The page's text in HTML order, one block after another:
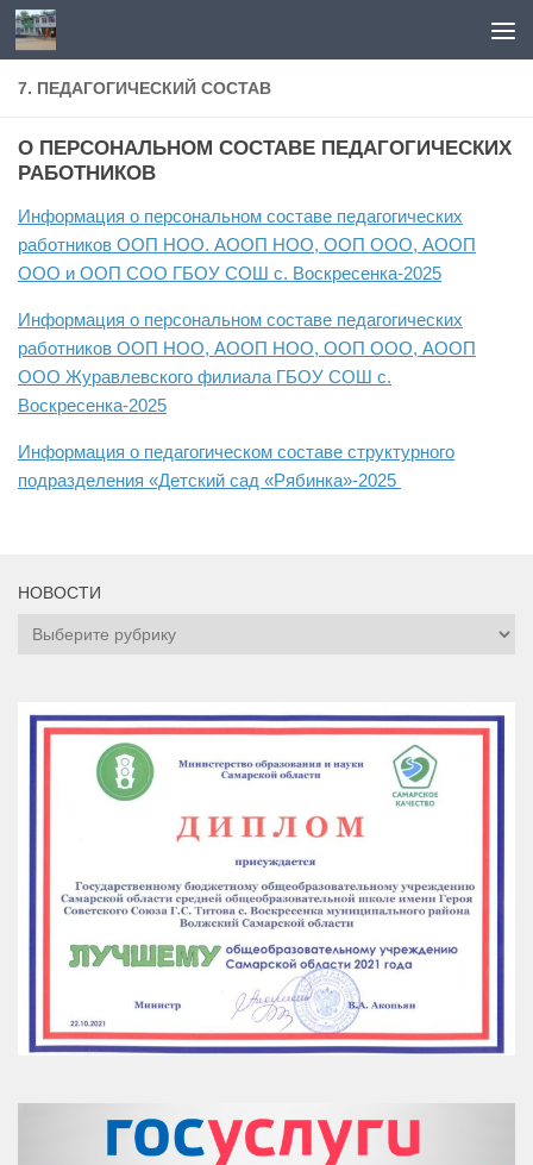
Перейти к содержимому
7. ПЕДАГОГИЧЕСКИЙ СОСТАВ
О ПЕРСОНАЛЬНОМ СОСТАВЕ ПЕДАГОГИЧЕСКИХ
РАБОТНИКОВ
Информация о персональном составе педагогических
работников ООП НОО. АООП НОО, ООП ООО, АООП
ООО и ООП СОО ГБОУ СОШ с. Воскресенка-2025
Информация о персональном составе педагогических
работников ООП НОО, АООП НОО, ООП ООО, АООП
ООО Журавлевского филиала ГБОУ СОШ с.
Воскресенка-2025
Информация о педагогическом составе структурного
подразделения «Детский сад «Рябинка»-2025
НОВОСТИ
НОВОСТИ